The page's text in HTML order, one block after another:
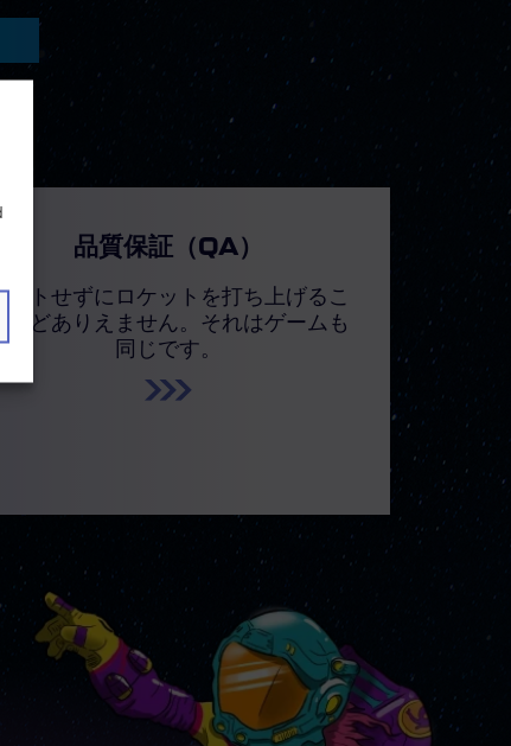
品質保証（QA）
ストせずにロケットを打ち上げるこ
などありえません。それはゲームも
同じです。
.